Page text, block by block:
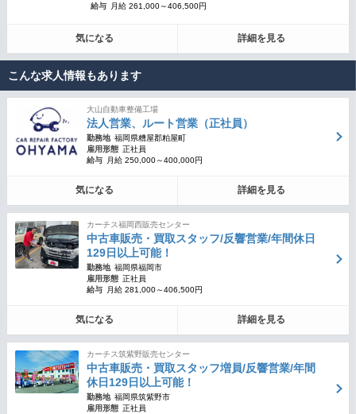
給与
月給 261,000～406,500円
気になる 詳細を見る
こんな求人情報もあります
大山自動車整備工場
法人営業、ルート営業（正社員）
勤務地 福岡県糟屋郡粕屋町
雇用形態 正社員
給与
月給 250,000～400,000円
気になる 詳細を見る
カーチス福岡西販売センター
中古車販売・買取スタッフ/反響営業/年間休日
129日以上可能！
勤務地 福岡県福岡市
雇用形態 正社員
給与
月給 281,000～406,500円
気になる 詳細を見る
カーチス筑紫野販売センター
中古車販売・買取スタッフ増員/反響営業/年間
休日129日以上可能！
勤務地 福岡県筑紫野市
雇用形態 正社員